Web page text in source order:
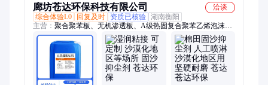
廊坊苍达环保科技有限公司
洽谈
综合体验L0
回复及时 资质已核验 湖南衡阳
主营： 聚合聚苯板、无机渗透板、A级热固复合聚苯乙烯泡沫保
温板、固沙抑尘剂、水泥基硅质板、聚苯板、石墨聚苯板、STP
真空绝热保温板、聚氨酯保温板、酚醛保温板、XPS挤塑板、保
温材料、聚氨酯封边岩棉、岩棉板、玻璃棉、岩棉、保温装饰一
体板、aeps保温板、保温结构一体化免拆模板、吸音棉、水泥模
压匀质板、橡塑保温棉、硅酸铝针刺毯、纳米气凝胶卷毡、柔性